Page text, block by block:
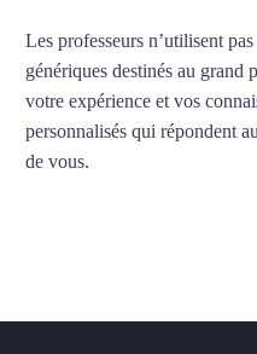
Les professeurs n’utilisent
génériques destinés au
votre expérience et vos
personnalisés qui répondent
de vous.